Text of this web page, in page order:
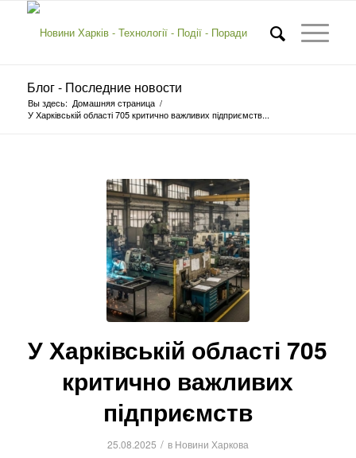
Блог - Последние новости
Вы здесь: Домашняя страница /
У Харківській області 705 критично важливих підприємств...
У Харківській області 705
критично важливих
підприємств
25.08.2025 / в Новини Харкова